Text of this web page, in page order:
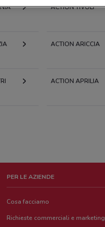
ACTION TIVOLI
ACTION ARICCIA
ACTION APRILIA
PER LE AZIENDE
Cosa facciamo
Richieste commerciali e marketing